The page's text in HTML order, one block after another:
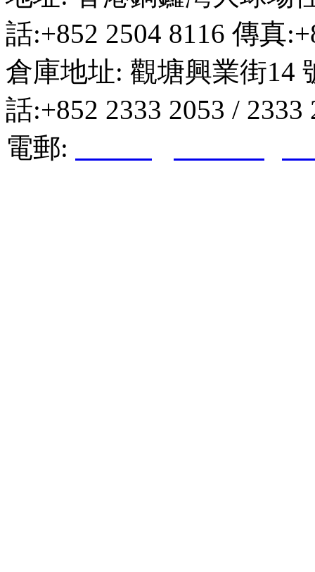
話:+852 2504 8116 傳真
倉庫地址: 觀塘興業街14
話:+852 2333 2053 /
電郵: